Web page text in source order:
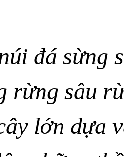
đá sừng
rừng sâu
lớn dựa